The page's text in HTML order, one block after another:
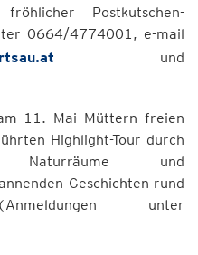
Postkutschen-
0664/4774001, e-mail
und
11. Mai Müttern freien
Highlight-Tour durch
Naturräume und
Geschichten rund
unter